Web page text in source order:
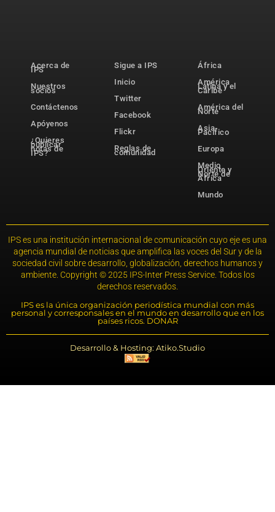
Acerca de
IPS
Nuestros
socios
Contáctenos
Apóyenos
¿Quieres
publicar
notas de
IPS?
Sigue a IPS
Inicio
Twitter
Facebook
Flickr
Reglas de
comunidad
África
América
Latina y el
Caribe
América del
Norte
Asia-
Pacífico
Europa
Medio
Oriente y
Norte de
África
Mundo
IPS es una institución internacional de comunicación cuyo eje es una
agencia mundial de noticias que amplifica las voces del Sur y de la
sociedad civil sobre desarrollo, globalización, derechos humanos y
ambiente. Copyright © 2025 IPS-Inter Press Service. Todos los
derechos reservados.
IPS es la única organización periodística mundial con más
personal y corresponsales en el mundo en desarrollo que en los
países ricos. DONAR
Desarrollo & Hosting: Atiko.Studio